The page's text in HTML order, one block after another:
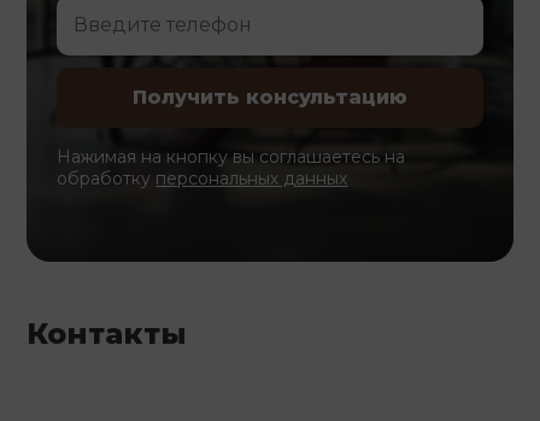
Нажимая на кнопку вы соглашаетесь на
обработку персональных данных
Контакты